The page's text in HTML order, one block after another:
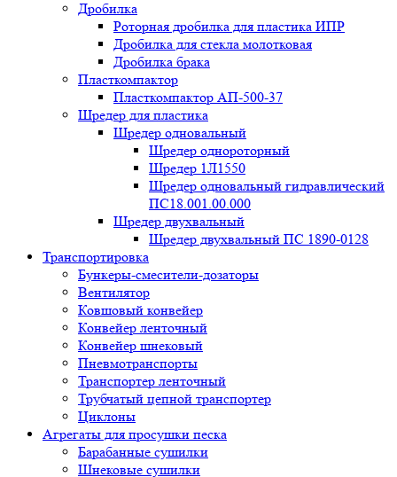
Дробилка
Роторная дробилка для пластика ИПР
Дробилка для стекла молотковая
Дробилка брака
Пласткомпактор
Пласткомпактор АП-500-37
Шредер для пластика
Шредер одновальный
Шредер однороторный
Шредер 1Л1550
Шредер одновальный гидравлический
ПС18.001.00.000
Шредер двухвальный
Шредер двухвальный ПС 1890-0128
Транспортировка
Бункеры-смесители-дозаторы
Вентилятор
Ковшовый конвейер
Конвейер ленточный
Конвейер шнековый
Пневмотранспорты
Транспортер ленточный
Трубчатый цепной транспортер
Циклоны
Агрегаты для просушки песка
Барабанные сушилки
Шнековые сушилки